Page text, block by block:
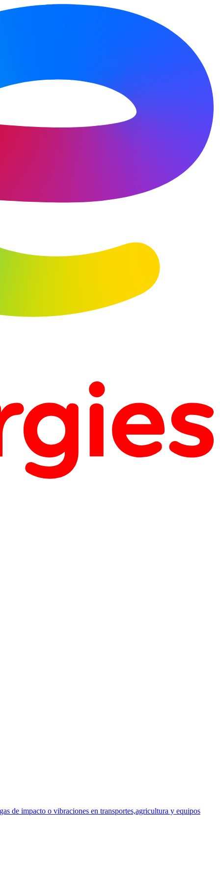
de impacto o vibraciones en transportes,agricultura y equipos